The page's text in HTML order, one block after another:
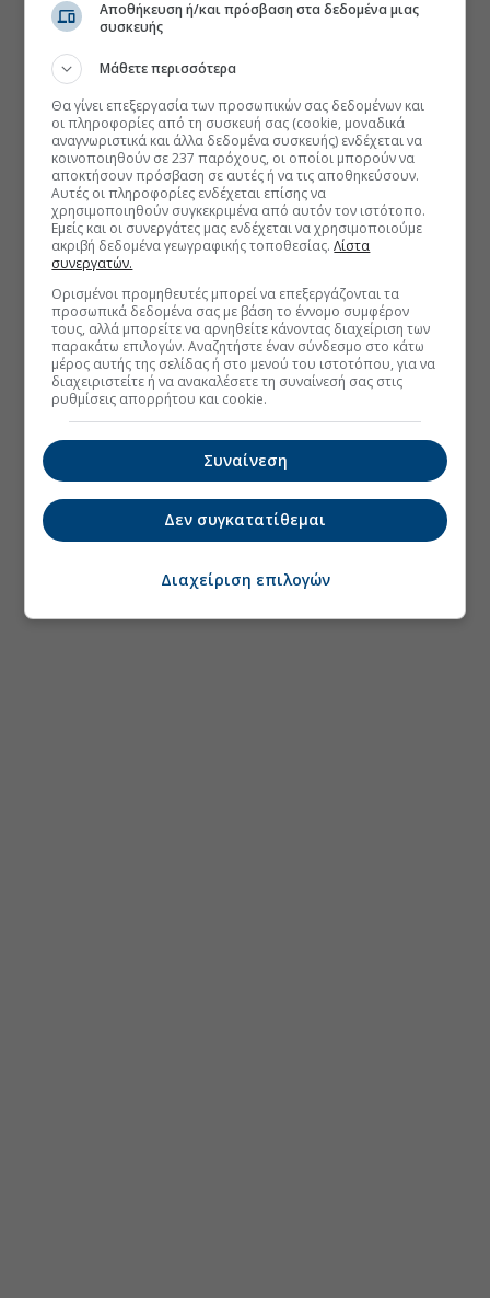
Αποθήκευση ή/και πρόσβαση στα δεδομένα μιας
συσκευής
Μάθετε περισσότερα
Θα γίνει επεξεργασία των προσωπικών σας δεδομένων και
οι πληροφορίες από τη συσκευή σας (cookie, μοναδικά
αναγνωριστικά και άλλα δεδομένα συσκευής) ενδέχεται να
κοινοποιηθούν σε 237 παρόχους, οι οποίοι μπορούν να
αποκτήσουν πρόσβαση σε αυτές ή να τις αποθηκεύσουν.
Αυτές οι πληροφορίες ενδέχεται επίσης να
χρησιμοποιηθούν συγκεκριμένα από αυτόν τον ιστότοπο.
Εμείς και οι συνεργάτες μας ενδέχεται να χρησιμοποιούμε
ακριβή δεδομένα γεωγραφικής τοποθεσίας.Λίστα
συνεργατών.
Ορισμένοι προμηθευτές μπορεί να επεξεργάζονται τα
προσωπικά δεδομένα σας με βάση το έννομο συμφέρον
τους, αλλά μπορείτε να αρνηθείτε κάνοντας διαχείριση των
παρακάτω επιλογών. Αναζητήστε έναν σύνδεσμο στο κάτω
μέρος αυτής της σελίδας ή στο μενού του ιστοτόπου, για να
διαχειριστείτε ή να ανακαλέσετε τη συναίνεσή σας στις
ρυθμίσεις απορρήτου και cookie.
Συναίνεση
Δεν συγκατατίθεμαι
Διαχείριση επιλογών